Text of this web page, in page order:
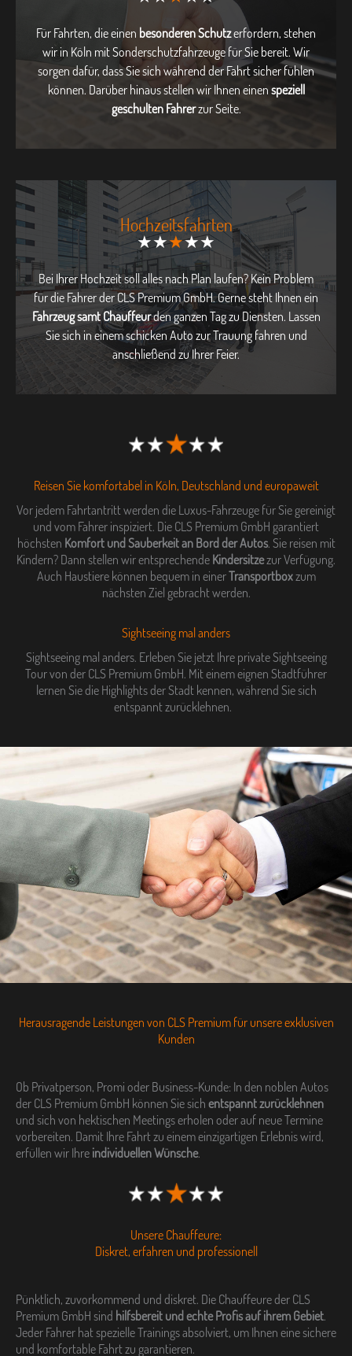
Für Fahrten, die einen besonderen Schutzerfordern, stehen
wir in Köln mit Sonderschutzfahrzeuge für Sie bereit. Wir
sorgen dafür, dass Sie sich während der Fahrt sicher fühlen
können. Darüber hinaus stellen wir Ihnen einen speziell
geschulten Fahrerzur Seite.
Hochzeitsfahrten
★★★★★
Bei Ihrer Hochzeit soll alles nach Plan laufen? Kein Problem
für die Fahrer der CLS Premium GmbH. Gerne steht Ihnen ein
Fahrzeug samt Chauffeurden ganzen Tag zu Diensten. Lassen
Sie sich in einem schicken Auto zur Trauung fahren und
anschließend zu Ihrer Feier.
Reisen Sie komfortabel in Köln, Deutschland und europaweit
Vor jedem Fahrtantritt werden die Luxus-Fahrzeuge für Sie gereinigt
und vom Fahrer inspiziert. Die CLS Premium GmbH garantiert
höchsten Komfort und Sauberkeit an Bord der Autos. Sie reisen mit
Kindern? Dann stellen wir entsprechende Kindersitzezur Verfügung.
Auch Haustiere können bequem in einerTransportboxzum
nächsten Ziel gebracht werden.
Sightseeing mal anders
Sightseeing mal anders. Erleben Sie jetzt Ihre private Sightseeing
Tour von der CLS Premium GmbH. Mit einem eignen Stadtführer
lernen Sie die Highlights der Stadt kennen, während Sie sich
entspannt zurücklehnen.
Herausragende Leistungen von CLS Premium für unsere exklusiven
Kunden
Ob Privatperson, Promi oder Business-Kunde: In den noblen Autos
der CLS Premium GmbH können Sie sich entspannt zurücklehnen
und sich von hektischen Meetings erholen oder auf neue Termine
vorbereiten. Damit Ihre Fahrt zu einem einzigartigen Erlebnis wird,
erfüllen wir Ihre individuellen Wünsche.
Unsere Chauffeure:
Diskret, erfahren und professionell
Pünktlich, zuvorkommend und diskret. Die Chauffeure der CLS
Premium GmbH sind hilfsbereit und echte Profis auf ihrem Gebiet.
Jeder Fahrer hat spezielle Trainings absolviert, um Ihnen eine sichere
und komfortable Fahrt zu garantieren.